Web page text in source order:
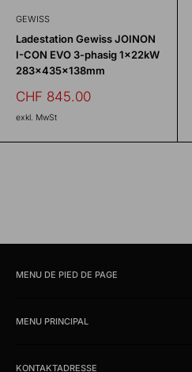
GEWISS
Ladestation Gewiss JOINON
I-CON EVO 3-phasig 1×22kW
283×435×138mm
Prix
CHF 845.00
exkl. MwSt
MENU DE PIED DE PAGE
Horaires et lieu d'ouverture
Conditions
MENU PRINCIPAL
KONTAKTADRESSE